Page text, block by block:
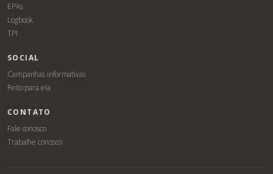
EPAs
Logbook
TPI
SOCIAL
Campanhas informativas
Feito para ela
CONTATO
Fale conosco
Trabalhe conosco